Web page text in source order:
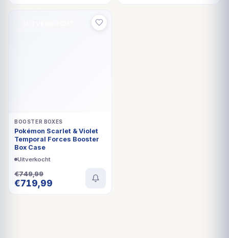
BOOSTER BOXES
Pokémon Scarlet & Violet
Temporal Forces Booster
Box Case
Uitverkocht
€749,99
Oorspronkelijke
€719,99